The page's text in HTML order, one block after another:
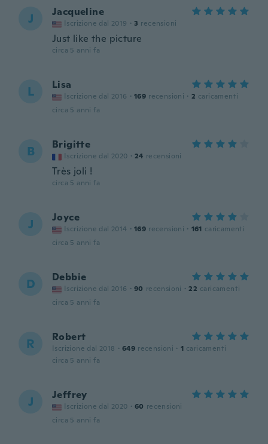
J Jacqueline
Iscrizione dal 2019 · 3 recensioni
Just like the picture
circa 5 anni fa
L Lisa
Iscrizione dal 2016 · 169 recensioni · 2 caricamenti
circa 5 anni fa
B Brigitte
Iscrizione dal 2020 · 24 recensioni
Très joli !
circa 5 anni fa
J Joyce
Iscrizione dal 2014 · 169 recensioni · 161 caricamenti
circa 5 anni fa
D Debbie
Iscrizione dal 2016 · 90 recensioni · 22 caricamenti
circa 5 anni fa
R Robert
Iscrizione dal 2018 · 649 recensioni · 1 caricamenti
circa 5 anni fa
J Jeffrey
Iscrizione dal 2020 · 60 recensioni
circa 5 anni fa